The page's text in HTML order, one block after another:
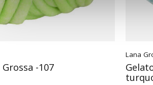
-107
Lana